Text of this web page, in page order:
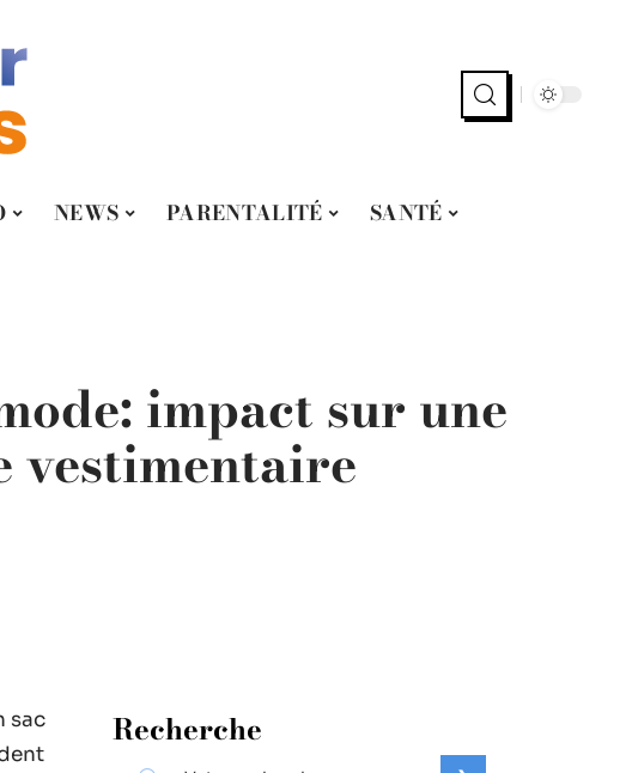
NEWS PARENTALITÉ
SANTÉ
impact sur une
vestimentaire
sac
Recherche